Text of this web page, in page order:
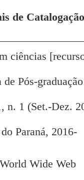
de
ciências
de Pós-
n. 1 (Set.-Dez.
Paraná, 2016-
Wide Web